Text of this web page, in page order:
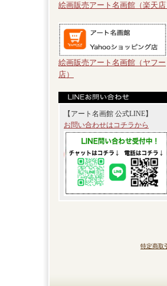
絵画販売アート名画館（楽天店
絵画販売アート名画館（ヤフー
店）
【アート名画館 公式LINE】
お問い合わせはコチラから
特定商取